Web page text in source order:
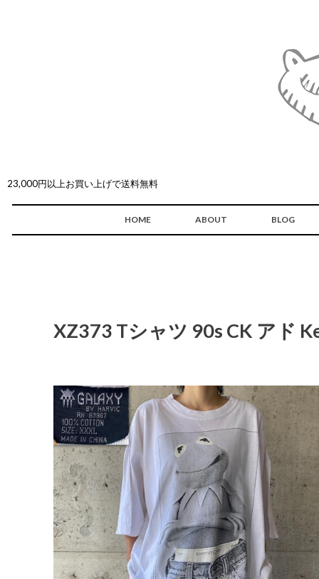
23,000円以上お買い上げで送料無料
HOME ABOUT BLOG
XZ373 Tシャツ 90s CK アド